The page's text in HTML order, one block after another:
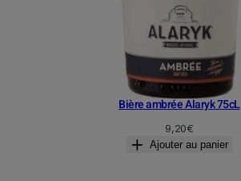
Bière ambrée Alaryk 75cL
9,20€
Ajouter au panier